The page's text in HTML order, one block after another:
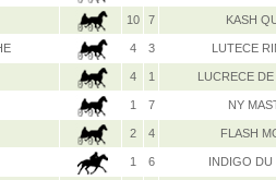
10 7 KASH
4 3 LUTECE
4 1 LUCRECE
1 7 NY
2 4 FLASH
1 6 INDIGO DU